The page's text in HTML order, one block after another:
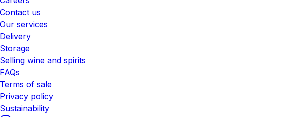
Contact us
Our services
Delivery
Storage
Selling wine and spirits
FAQs
Terms of sale
Privacy policy
Sustainability